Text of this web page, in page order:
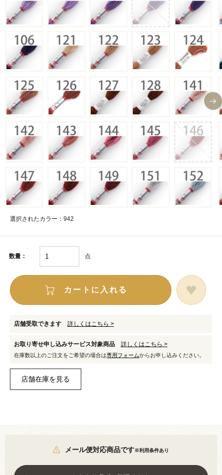
選択されたカラー：942
数量： 点
カートに入れる
店舗受取できます 詳しくはこちら >
お取り寄せ申し込みサービス対象商品 詳しくはこちら >
在庫数以上のご注文をご希望の場合は専用フォームからお申し込みください。
メール便対応商品です※利用条件あり